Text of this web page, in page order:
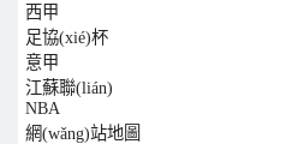
西甲
足協(xié)杯
意甲
江蘇聯(lián)
NBA
網(wǎng)站地圖